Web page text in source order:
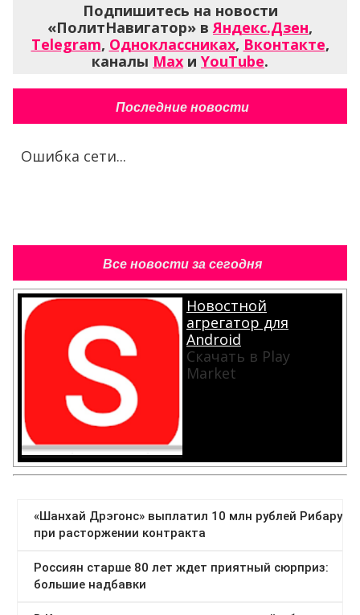
Подпишитесь на новости
«ПолитНавигатор» вЯндекс.Дзен,
Telegram, Одноклассниках, Вконтакте,
каналы Max и YouTube.
Последние новости
Ошибка сети...
Все новости за сегодня
Новостной
агрегатор для
Android
Скачать в Play
Market